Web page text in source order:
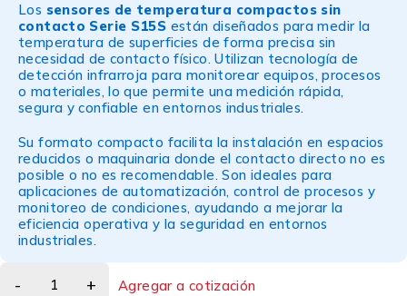
Los sensores de temperatura compactos sin
contacto Serie S15S están diseñados para medir la
temperatura de superficies de forma precisa sin
necesidad de contacto físico. Utilizan tecnología de
detección infrarroja para monitorear equipos, procesos
o materiales, lo que permite una medición rápida,
segura y confiable en entornos industriales.
Su formato compacto facilita la instalación en espacios
reducidos o maquinaria donde el contacto directo no es
posible o no es recomendable. Son ideales para
aplicaciones de automatización, control de procesos y
monitoreo de condiciones, ayudando a mejorar la
eficiencia operativa y la seguridad en entornos
industriales.
Agregar a cotización